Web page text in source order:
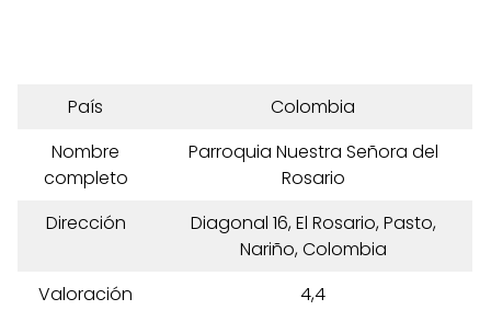
País
Colombia
Nombre
completo
Parroquia Nuestra Señora del
Rosario
Dirección
Diagonal 16, El Rosario, Pasto,
Nariño, Colombia
Valoración
4,4